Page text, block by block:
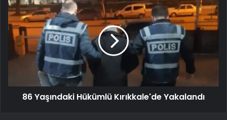
86 Yaşındaki Hükümlü Kırıkkale'de Yakalandı